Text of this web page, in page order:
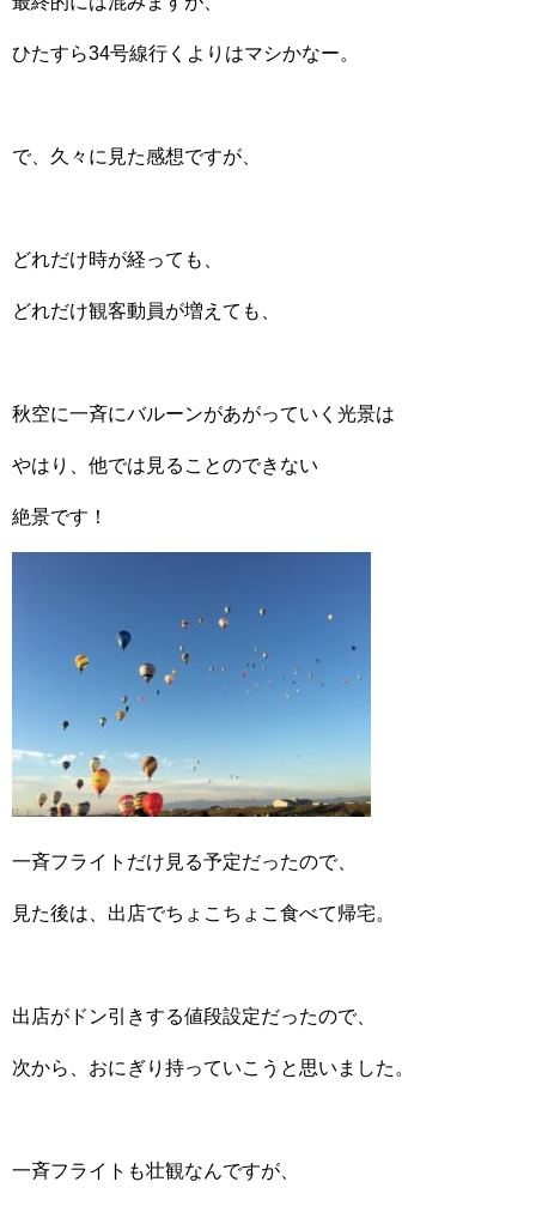
ひたすら34号線行くよりはマシかなー。
で、久々に見た感想ですが、
どれだけ時が経っても、
どれだけ観客動員が増えても、
秋空に一斉にバルーンがあがっていく光景は
やはり、他では見ることのできない
絶景です！
一斉フライトだけ見る予定だったので、
見た後は、出店でちょこちょこ食べて帰宅。
出店がドン引きする値段設定だったので、
次から、おにぎり持っていこうと思いました。
一斉フライトも壮観なんですが、